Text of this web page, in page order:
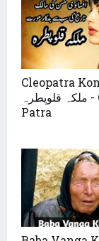
Cleopatra
ملکہ قلوپطرہ - Qalo
Patra